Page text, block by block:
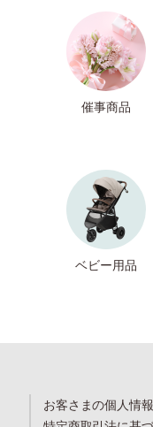
催事商品
ベビー用品
お客さまの個人情